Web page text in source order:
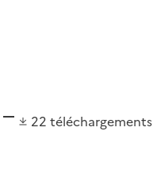
22 téléchargements